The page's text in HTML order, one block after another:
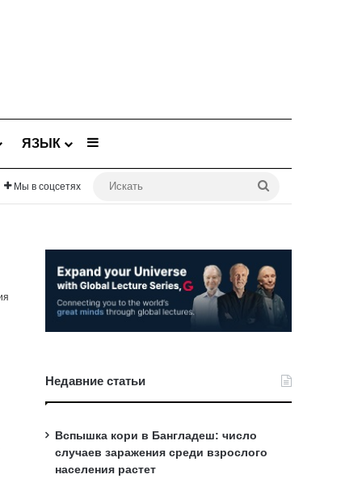
ЯЗЫК Sidebar
Мы в соцсетях
Недавние статьи
Вспышка кори в Бангладеш: число
случаев заражения среди взрослого
населения растет